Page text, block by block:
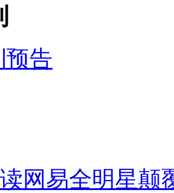
预告
网易全明星颠